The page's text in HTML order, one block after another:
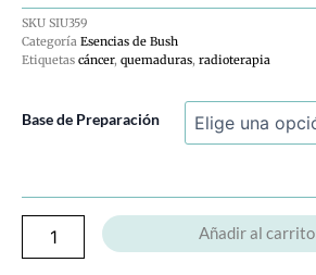
SKU SIU359
Categoría Esencias de Bush
Etiquetas cáncer, quemaduras, radioterapia
Base de Preparación
Mulla
Añadir al carrito